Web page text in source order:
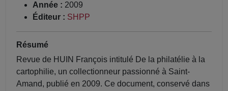
Année : 2009
Éditeur : SHPP
Résumé
Revue de HUIN François intitulé De la philatélie à la
cartophilie, un collectionneur passionné à Saint-
Amand, publié en 2009. Ce document, conservé dans